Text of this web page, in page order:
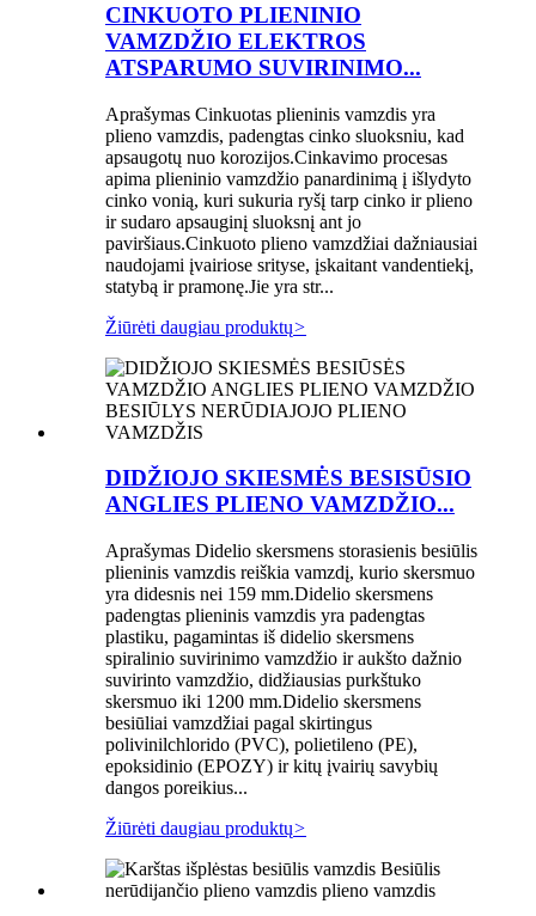
CINKUOTO PLIENINIO
VAMZDŽIO ELEKTROS
ATSPARUMO SUVIRINIMO...
Aprašymas Cinkuotas plieninis vamzdis yra
plieno vamzdis, padengtas cinko sluoksniu, kad
apsaugotų nuo korozijos.Cinkavimo procesas
apima plieninio vamzdžio panardinimą į išlydyto
cinko vonią, kuri sukuria ryšį tarp cinko ir plieno
ir sudaro apsauginį sluoksnį ant jo
paviršiaus.Cinkuoto plieno vamzdžiai dažniausiai
naudojami įvairiose srityse, įskaitant vandentiekį,
statybą ir pramonę.Jie yra str...
Žiūrėti daugiau produktų>
DIDŽIOJO SKIESMĖS BESISŪSIO
ANGLIES PLIENO VAMZDŽIO...
Aprašymas Didelio skersmens storasienis besiūlis
plieninis vamzdis reiškia vamzdį, kurio skersmuo
yra didesnis nei 159 mm.Didelio skersmens
padengtas plieninis vamzdis yra padengtas
plastiku, pagamintas iš didelio skersmens
spiralinio suvirinimo vamzdžio ir aukšto dažnio
suvirinto vamzdžio, didžiausias purkštuko
skersmuo iki 1200 mm.Didelio skersmens
besiūliai vamzdžiai pagal skirtingus
polivinilchlorido (PVC), polietileno (PE),
epoksidinio (EPOZY) ir kitų įvairių savybių
dangos poreikius...
Žiūrėti daugiau produktų>